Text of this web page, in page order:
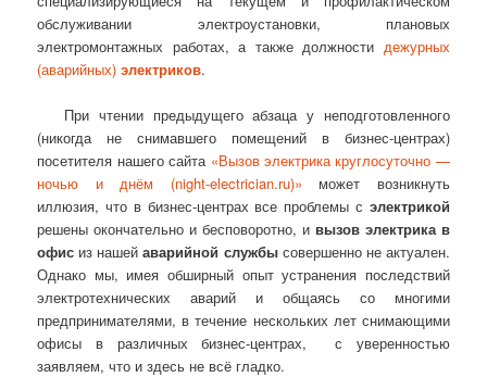
обслуживании электроустановки, плановых
электромонтажных работах, а также должности дежурных
(аварийных)электриков.
При чтении предыдущего абзаца у неподготовленного
(никогда не снимавшего помещений в бизнес-центрах)
посетителя нашего сайта «Вызов электрика круглосуточно —
ночью и днём (night-electrician.ru)» может возникнуть
иллюзия, что в бизнес-центрах все проблемы с электрикой
решены окончательно и бесповоротно, и вызов электрика в
офис из нашейаварийной службысовершенно не актуален.
Однако мы, имея обширный опыт устранения последствий
электротехнических аварий и общаясь со многими
предпринимателями, в течение нескольких лет снимающими
офисы в различных бизнес-центрах, с уверенностью
заявляем, что и здесь не всё гладко.